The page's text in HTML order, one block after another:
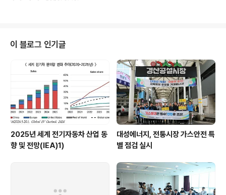
성청정에너지 최동원 대표는 "올해는 어르신들을 모시고
대면 행사를 진행하기엔 어려움이 있었으나, 마음을 담은
선물을 전달해 드릴 수 있어 보람을 느낀다"며 "앞으로도
지역사회의 건강과 행복을 위한 나눔 활동을 지속해 나가
겠다"’라고 말했다.한편, 대성청정에너지는 사회복지 공동
모금회, 안동시종합사회복지관, 영주시종..
이 블로그 인기글
2025년 세계 전기자동차 산업 동
향 및 전망(IEA)1)
대성에너지, 전통시장 가스안전 특
별 점검 실시